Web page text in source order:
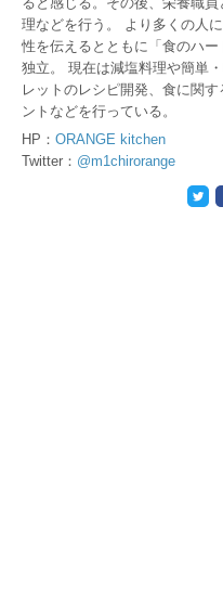
理などを行う。 より多くの人
性を伝えるとともに「食のハ
独立。 現在は減塩料理や簡単
レットのレシピ開発、食に関
ントなどを行っている。
HP： ORANGE kitchen
Twitter： @m1chirorange